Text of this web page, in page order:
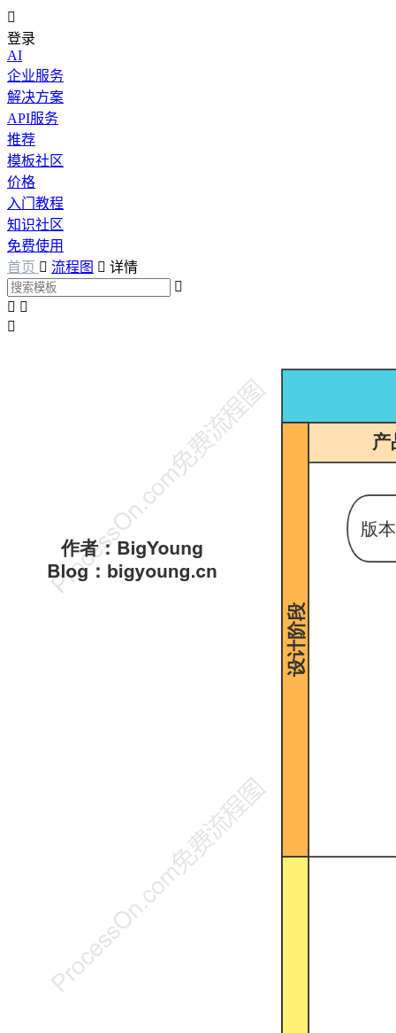

登录
AI
企业服务
解决方案
API服务
推荐
模板社区
价格
入门教程
知识社区
免费使用
首页  流程图  详情

 
